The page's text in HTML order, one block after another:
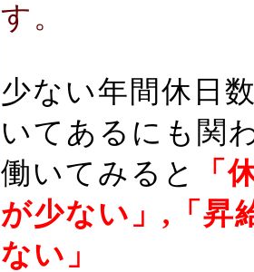
す。
少ない年間休日
いてあるにも関
働いてみると
「
が少ない」,「昇
ない」